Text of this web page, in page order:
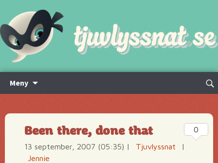
Meny
innehåll
Sök
Been there, done that
13 september, 2007 (05:35) | Tjuvlyssnat
|
Jennie
0